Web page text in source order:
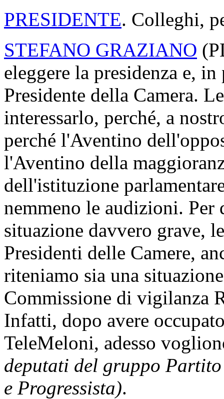
PRESIDENTE. Colleghi,
STEFANO GRAZIANO (
eleggere la presidenza e,
Presidente della Camera.
interessarlo, perché, a
perché l'Aventino
l'Aventino della
dell'istituzione
nemmeno le audizioni. Per
situazione davvero grave,
Presidenti delle Camere,
riteniamo sia una
Commissione di vigilanza
Infatti, dopo avere
TeleMeloni, adesso
deputati del gruppo
e Progressista).